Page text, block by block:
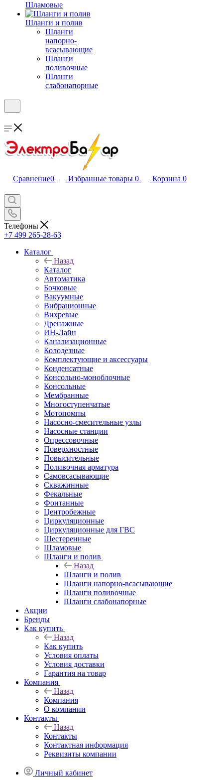
Шламовые
Шланги и полив
Шланги
напорно-
всасывающие
Шланги
поливочные
Шланги
слабонапорные
Сравнение0 Избранные товары 0 Корзина 0
Телефоны
+7 499 265-28-63
Каталог
Назад
Каталог
Автоматика
Бочковые
Вакуумные
Вибрационные
Вихревые
Дренажные
ИН-Лайн
Канализационные
Колодезные
Комплектующие и аксессуары
Конденсатные
Консольно-моноблочные
Консольные
Мембранные
Многоступенчатые
Мотопомпы
Насосно-смесительные узлы
Насосные станции
Опрессовочные
Поверхностные
Повысительные
Поливочная арматура
Самовсасывающие
Скважинные
Фекальные
Фонтанные
Центробежные
Циркуляционные
Циркуляционные для ГВС
Шестеренные
Шламовые
Шланги и полив
Назад
Шланги и полив
Шланги напорно-всасывающие
Шланги поливочные
Шланги слабонапорные
Акции
Бренды
Как купить
Назад
Как купить
Условия оплаты
Условия доставки
Гарантия на товар
Компания
Назад
Компания
О компании
Контакты
Назад
Контакты
Контактная информация
Реквизиты компании
Личный кабинет